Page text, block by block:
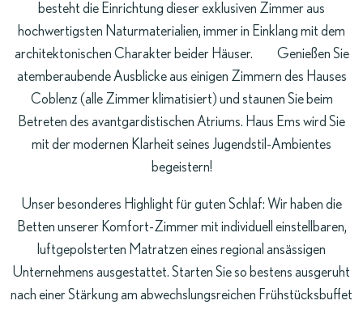
besteht die Einrichtung dieser exklusiven Zimmer aus
hochwertigsten Naturmaterialien, immer in Einklang mit dem
architektonischen Charakter beider Häuser. Genießen Sie
atemberaubende Ausblicke aus einigen Zimmern des Hauses
Coblenz (alle Zimmer klimatisiert) und staunen Sie beim
Betreten des avantgardistischen Atriums. Haus Ems wird Sie
mit der modernen Klarheit seines Jugendstil-Ambientes
begeistern!
Unser besonderes Highlight für guten Schlaf: Wir haben die
Betten unserer Komfort-Zimmer mit individuell einstellbaren,
luftgepolsterten Matratzen eines regional ansässigen
Unternehmens ausgestattet. Starten Sie so bestens ausgeruht
nach einer Stärkung am abwechslungsreichen Frühstücksbuffet